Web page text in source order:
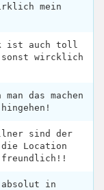
mein
ist auch toll
sonst wircklich
das machen
sind der
die Location
in